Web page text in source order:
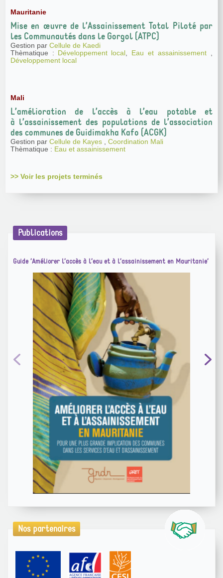
Mauritanie
Mise en œuvre de l’Assainissement Total Piloté par
les Communautés dans le Gorgol (ATPC)
Gestion par Cellule de Kaedi
Thèmatique : Développement local Eau et assainissement
Développement local
Mali
L’amélioration de l’accès à l’eau potable et
à l’assainissement des populations de l’association
des communes de Guidimakha Kafo (ACGK)
Gestion par Cellule de Kayes
Coordination Mali
Thèmatique : Eau et assainissement
>> Voir les projets terminés
Publications
Guide ’Améliorer l’accès à l’eau et à l’assainissement en Mauritanie’
Nos partenaires